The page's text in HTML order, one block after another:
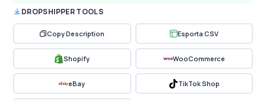
DROPSHIPPER TOOLS
Copy Description Esporta CSV
Shopify WooCommerce
eBay TikTok Shop